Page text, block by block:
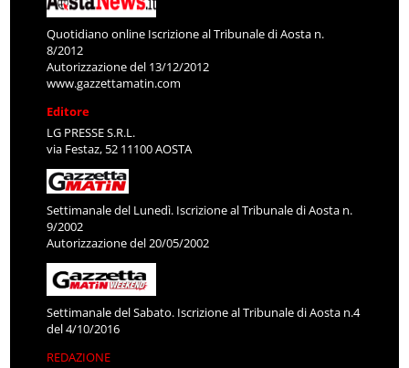
Quotidiano online Iscrizione al Tribunale di Aosta n.
8/2012
Autorizzazione del 13/12/2012
www.gazzettamatin.com
Editore
LG PRESSE S.R.L.
via Festaz, 52 11100 AOSTA
Settimanale del Lunedì. Iscrizione al Tribunale di Aosta n.
9/2002
Autorizzazione del 20/05/2002
Settimanale del Sabato. Iscrizione al Tribunale di Aosta n.4
del 4/10/2016
REDAZIONE